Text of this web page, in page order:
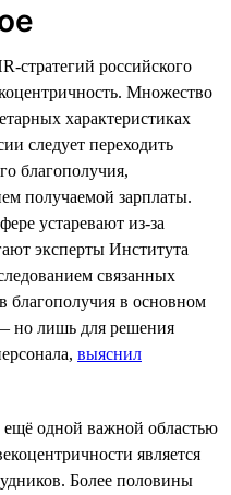
стратегий российского
Множество
характеристиках
следует переходить
благополучия,
получаемой зарплаты.
устаревают из-за
эксперты Института
связанных
благополучия в основном
но лишь для решения
выяснил
одной важной областью
является
Более половины